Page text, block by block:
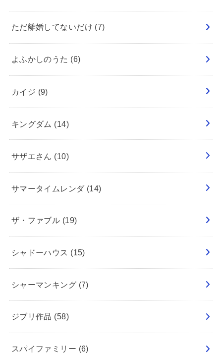
ただ離婚してないだけ (7)
よふかしのうた (6)
カイジ (9)
キングダム (14)
サザエさん (10)
サマータイムレンダ (14)
ザ・ファブル (19)
シャドーハウス (15)
シャーマンキング (7)
ジブリ作品 (58)
スパイファミリー (6)